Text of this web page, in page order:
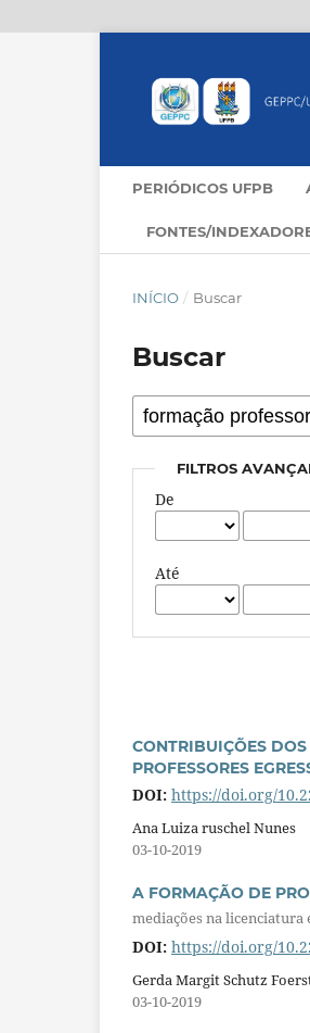
PERIÓDICOS UFPB
FONTES/
INÍCIO / Buscar
Buscar
FILTROS
De
Até
CONTRIBUIÇÕES
PROFESSORES
DOI: https://doi.org/
Ana Luiza ruschel Nunes
03-10-2019
A FORMAÇÃO DE
mediações na licenciatura
DOI: https://doi.org/
Gerda Margit Schutz
03-10-2019